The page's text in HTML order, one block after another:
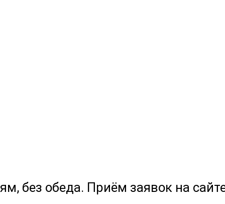
без обеда. Приём заявок на